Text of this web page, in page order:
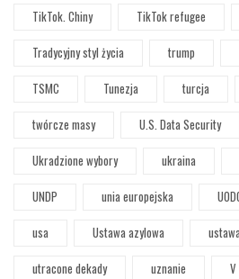
TikTok. Chiny
TikTok refugee
Tradycyjny styl życia
trump
TSMC
Tunezja turcja
twórcze masy
U.S. Data Security
Ukradzione wybory
ukraina
UNDP
unia europejska
usa
Ustawa azylowa
utracone dekady
uznanie